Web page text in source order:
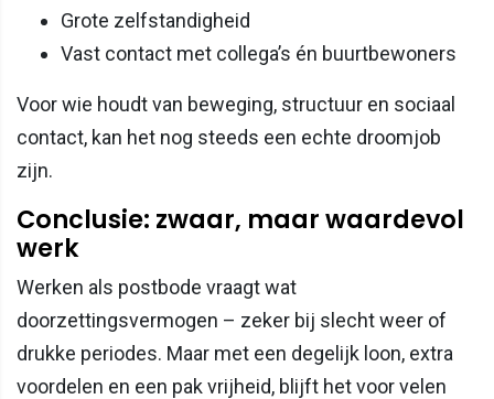
Grote zelfstandigheid
Vast contact met collega’s én buurtbewoners
Voor wie houdt van beweging, structuur en sociaal
contact, kan het nog steeds een echte droomjob
zijn.
Conclusie: zwaar, maar waardevol
werk
Werken als postbode vraagt wat
doorzettingsvermogen – zeker bij slecht weer of
drukke periodes. Maar met een degelijk loon, extra
voordelen en een pak vrijheid, blijft het voor velen